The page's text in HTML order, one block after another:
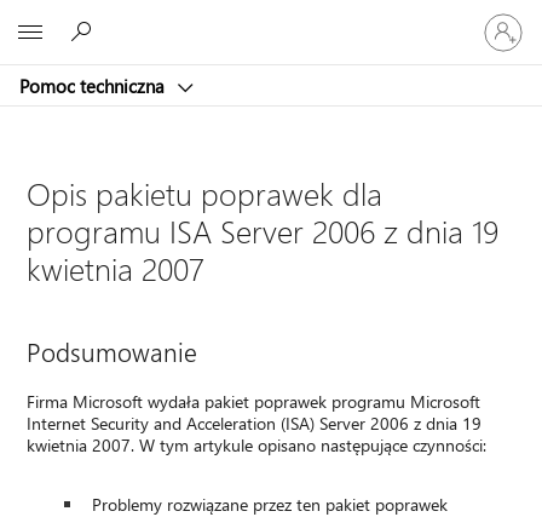
Pomoc techniczna
Zaloguj
się
do
konta
Opis pakietu poprawek dla
programu ISA Server 2006 z dnia 19
kwietnia 2007
Podsumowanie
Firma Microsoft wydała pakiet poprawek programu Microsoft
Internet Security and Acceleration (ISA) Server 2006 z dnia 19
kwietnia 2007. W tym artykule opisano następujące czynności:
Problemy rozwiązane przez ten pakiet poprawek